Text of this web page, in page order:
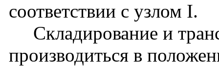
соответствии с узлом I.
Складирование и
производиться в